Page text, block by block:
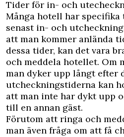
Tider för in- och
Många hotell har
senast in- och
att man kommer anlända
dessa tider, kan det vara
och meddela hotellet. Om
man dyker upp långt efter
utcheckningstiderna kan
att man inte har dykt upp
till en annan gäst.
Förutom att ringa och
man även fråga om att få